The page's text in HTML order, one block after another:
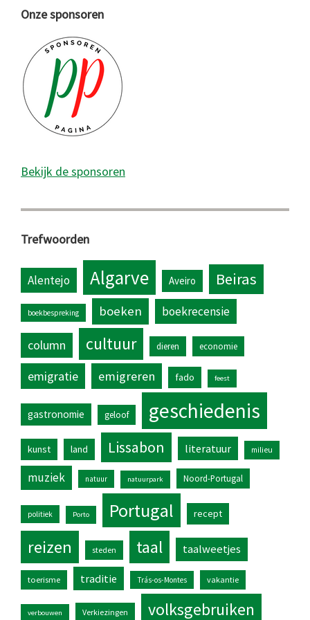
Onze sponsoren
Bekijk de sponsoren
Trefwoorden
Alentejo Algarve Aveiro Beiras
boekbespreking boeken boekrecensie
column cultuur dieren economie
emigratie emigreren fado feest
gastronomie geloof geschiedenis
kunst land Lissabon literatuur milieu
muziek natuur natuurpark Noord-Portugal
politiek Porto Portugal recept
reizen steden taal taalweetjes
toerisme traditie Trás-os-Montes vakantie
verbouwen Verkiezingen volksgebruiken